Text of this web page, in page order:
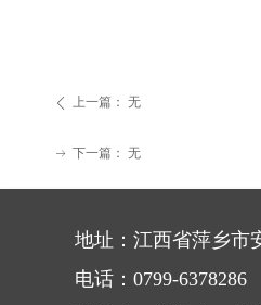
ꄴ 上一篇： 无
ꁹ 下一篇： 无
地址：江西省萍乡市
电话：0799-6378286